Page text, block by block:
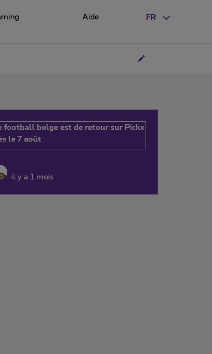
FR
Aide
football belge est de retour sur Pickx
le 7 août
il y a 1 mois